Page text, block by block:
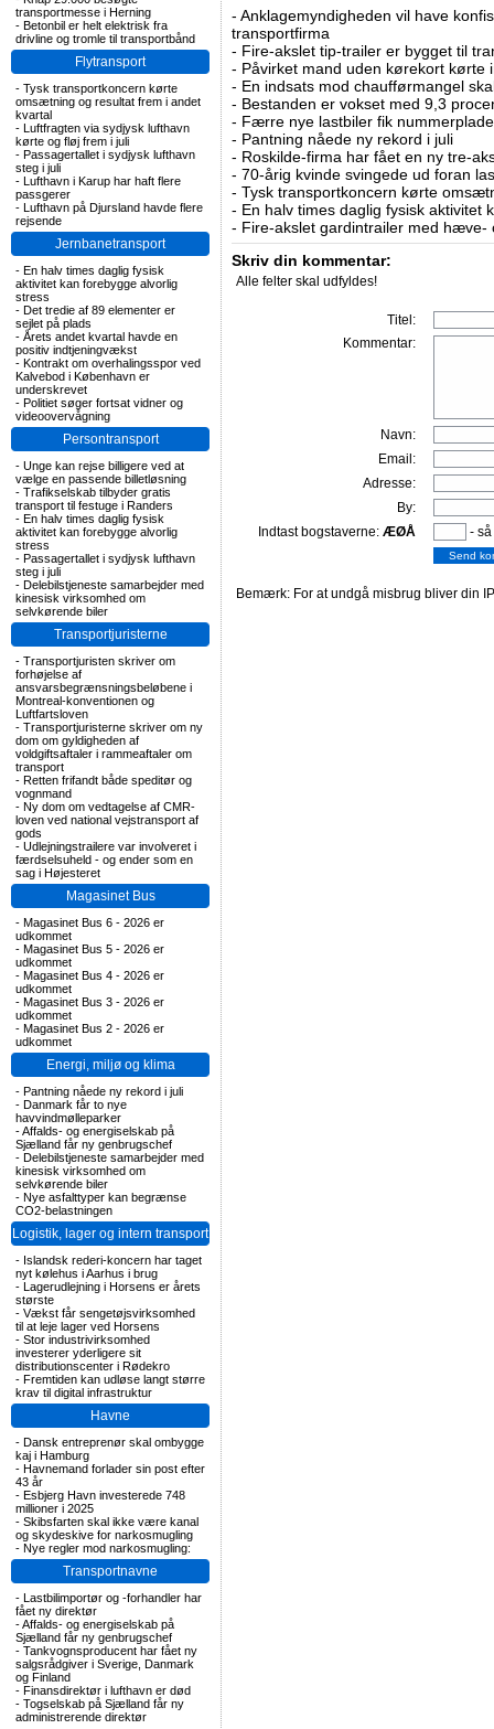
transportmesse i Herning
- Betonbil er helt elektrisk fra
drivline og tromle til transportbånd
Flytransport
- Tysk transportkoncern kørte
omsætning og resultat frem i andet
kvartal
- Luftfragten via sydjysk lufthavn
kørte og fløj frem i juli
- Passagertallet i sydjysk lufthavn
steg i juli
- Lufthavn i Karup har haft flere
passgerer
- Lufthavn på Djursland havde flere
rejsende
Jernbanetransport
- En halv times daglig fysisk
aktivitet kan forebygge alvorlig
stress
- Det tredie af 89 elementer er
sejlet på plads
- Årets andet kvartal havde en
positiv indtjeningvækst
- Kontrakt om overhalingsspor ved
Kalvebod i København er
underskrevet
- Politiet søger fortsat vidner og
videoovervågning
Persontransport
- Unge kan rejse billigere ved at
vælge en passende billetløsning
- Trafikselskab tilbyder gratis
transport til festuge i Randers
- En halv times daglig fysisk
aktivitet kan forebygge alvorlig
stress
- Passagertallet i sydjysk lufthavn
steg i juli
- Delebilstjeneste samarbejder med
kinesisk virksomhed om
selvkørende biler
Transportjuristerne
- Transportjuristen skriver om
forhøjelse af
ansvarsbegrænsningsbeløbene i
Montreal-konventionen og
Luftfartsloven
- Transportjuristerne skriver om ny
dom om gyldigheden af
voldgiftsaftaler i rammeaftaler om
transport
- Retten frifandt både speditør og
vognmand
- Ny dom om vedtagelse af CMR-
loven ved national vejstransport af
gods
- Udlejningstrailere var involveret i
færdselsuheld - og ender som en
sag i Højesteret
Magasinet Bus
- Magasinet Bus 6 - 2026 er
udkommet
- Magasinet Bus 5 - 2026 er
udkommet
- Magasinet Bus 4 - 2026 er
udkommet
- Magasinet Bus 3 - 2026 er
udkommet
- Magasinet Bus 2 - 2026 er
udkommet
Energi, miljø og klima
- Pantning nåede ny rekord i juli
- Danmark får to nye
havvindmølleparker
-Affalds- og energiselskab på
Sjælland får ny genbrugschef
- Delebilstjeneste samarbejder med
kinesisk virksomhed om
selvkørende biler
- Nye asfalttyper kan begrænse
CO2-belastningen
Logistik, lager og intern transport
- Islandsk rederi-koncern har taget
nyt kølehus i Aarhus i brug
- Lagerudlejning i Horsens er årets
største
- Vækst får sengetøjsvirksomhed
til at leje lager ved Horsens
- Stor industrivirksomhed
investerer yderligere sit
distributionscenter i Rødekro
- Fremtiden kan udløse langt større
krav til digital infrastruktur
Havne
- Dansk entreprenør skal ombygge
kaj i Hamburg
- Havnemand forlader sin post efter
43 år
- Esbjerg Havn investerede 748
millioner i 2025
- Skibsfarten skal ikke være kanal
og skydeskive for narkosmugling
- Nye regler mod narkosmugling:
Transportnavne
- Lastbilimportør og -forhandler har
fået ny direktør
-Affalds- og energiselskab på
Sjælland får ny genbrugschef
- Tankvognsproducent har fået ny
salgsrådgiver i Sverige, Danmark
og Finland
- Finansdirektør i lufthavn er død
- Togselskab på Sjælland får ny
administrerende direktør
- Anklagemyndigheden vil have
transportfirma
- Fire-akslet tip-trailer er bygget til
- Påvirket mand uden kørekort kørte
- En indsats mod chaufførmangel
- Bestanden er vokset med 9,3
- Færre nye lastbiler fik
- Pantning nåede ny rekord i juli
- Roskilde-firma har fået en ny tre-
- 70-årig kvinde svingede ud foran
- Tysk transportkoncern kørte
- En halv times daglig fysisk aktivitet
- Fire-akslet gardintrailer med hæve-
Skriv din kommentar:
Alle felter skal udfyldes!
Titel:
Kommentar:
Navn:
Email:
Adresse:
By:
Indtast bogstaverne: ÆØÅ -
Bemærk: For at undgå misbrug bliver din